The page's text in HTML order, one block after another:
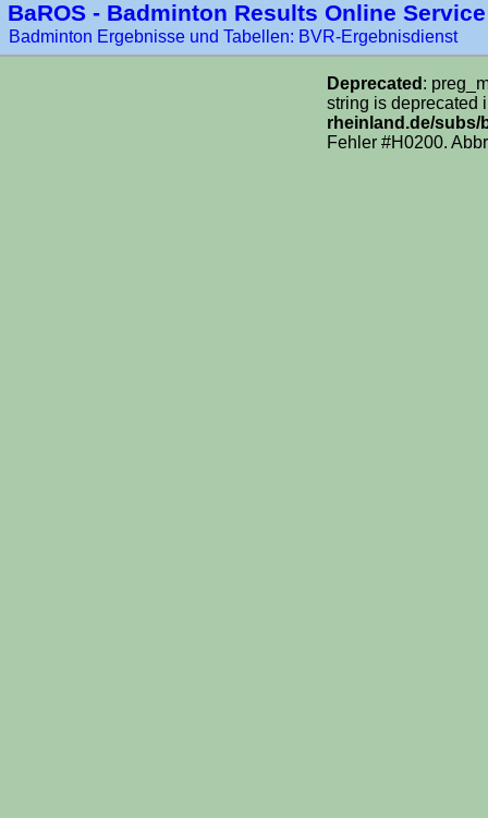
BaROS - Badminton Results Online Service
Badminton Ergebnisse und Tabellen: BVR-Ergebnisdienst
Deprecated :
string is deprecated
rheinland.de/subs/
Fehler #H0200.